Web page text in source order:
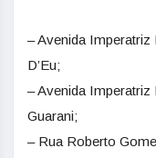
– Avenida Imperatriz
D’Eu;
– Avenida Imperatriz
Guarani;
– Rua Roberto